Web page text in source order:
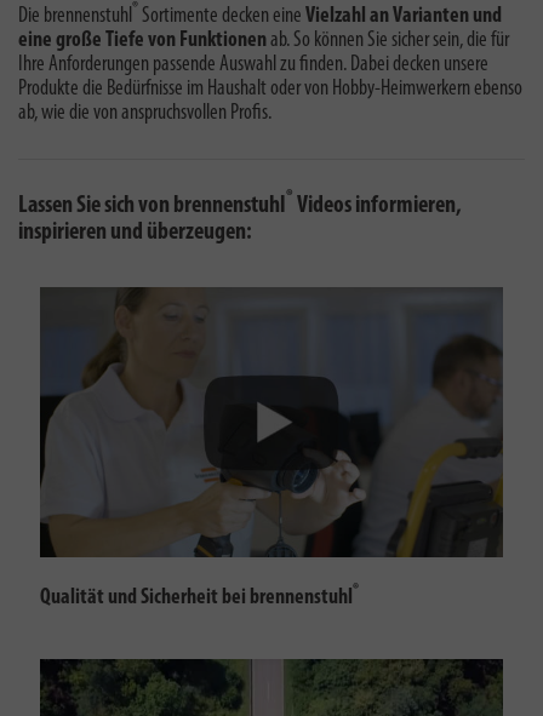
Die brennenstuhl® Sortimente decken eine Vielzahl an Varianten und
eine große Tiefe von Funktionenab. So können Sie sicher sein, die für
Ihre Anforderungen passende Auswahl zu finden. Dabei decken unsere
Produkte die Bedürfnisse im Haushalt oder von Hobby-Heimwerkern ebenso
ab, wie die von anspruchsvollen Profis.
Lassen Sie sich von brennenstuhl ® Videos informieren,
inspirieren und überzeugen:
Qualität und Sicherheit bei brennenstuhl ®